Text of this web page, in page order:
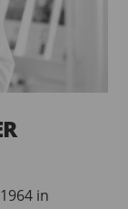
in